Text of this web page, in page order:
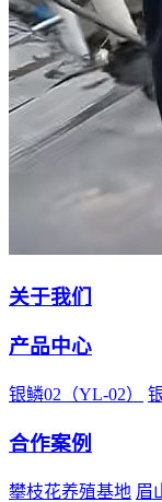
关于我们
产品中心
银鳞02（YL-02）
合作案例
攀枝花养殖基地 眉